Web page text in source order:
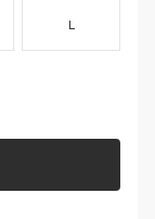
L